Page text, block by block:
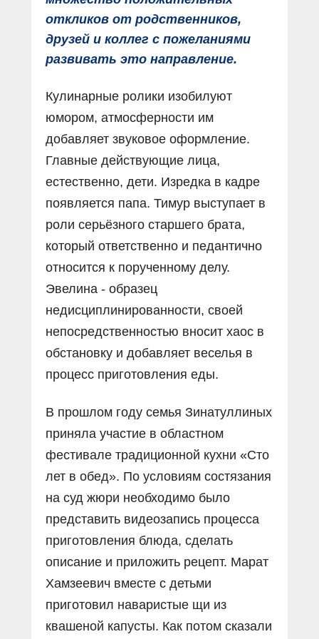
откликов от родственников,
друзей и коллег с пожеланиями
развивать это направление.
Кулинарные ролики изобилуют
юмором, атмосферности им
добавляет звуковое оформление.
Главные действующие лица,
естественно, дети. Изредка в кадре
появляется папа. Тимур выступает в
роли серьёзного старшего брата,
который ответственно и педантично
относится к порученному делу.
Эвелина - образец
недисциплинированности, своей
непосредственностью вносит хаос в
обстановку и добавляет веселья в
процесс приготовления еды.
В прошлом году семья Зинатуллиных
приняла участие в областном
фестивале традиционной кухни «Сто
лет в обед». По условиям состязания
на суд жюри необходимо было
представить видеозапись процесса
приготовления блюда, сделать
описание и приложить рецепт. Марат
Хамзеевич вместе с детьми
приготовил наваристые щи из
квашеной капусты. Как потом сказали